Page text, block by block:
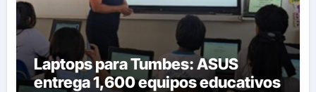
Laptops para Tumbes: ASUS
entrega 1,600 equipos educativos